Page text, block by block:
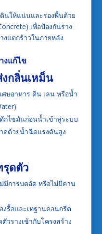
นให้แน่นและรองพื้นด้วย
เพื่อป้องกันราง
งแตกร้าวในภายหลัง
งแก้ไข
กลิ่นเหม็น
ศษอาหาร ดิน เลน หรือน้ำ
ดักไขมันก่อนน้ำเข้าสู่ระบบ
ดด้วยน้ำฉีดแรงดันสูง
ดตัว
มีการบดอัด หรือไม่มีคาน
งรื้อและเทฐานคอนกรีต
วรางเข้ากับโครงสร้าง